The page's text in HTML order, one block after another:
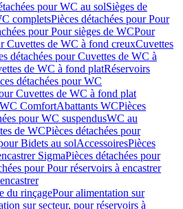
pour WC au solSièges de
completsPièces détachées pour Pour
pour Pour sièges de WCPour
Cuvettes de WC à fond creuxCuvettes
détachées pour Cuvettes de WC à
de WC à fond platRéservoirs
détachées pour WC
Cuvettes de WC à fond plat
WC ComfortAbattants WCPièces
pour WC suspendusWC au
de WCPièces détachées pour
Bidets au solAccessoiresPièces
SigmaPièces détachées pour
pour Pour réservoirs à encastrer
du rinçagePour alimentation sur
sur secteur, pour réservoirs à